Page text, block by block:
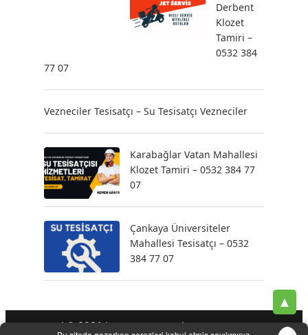
Derbent
Klozet
Tamiri –
0532 384
77 07
Vezneciler Tesisatçı – Su Tesisatçı Vezneciler
Karabağlar Vatan Mahallesi
Klozet Tamiri – 0532 384 77
07
Çankaya Üniversiteler
Mahallesi Tesisatçı – 0532
384 77 07
▲
| © 2021 |- - - Klozet